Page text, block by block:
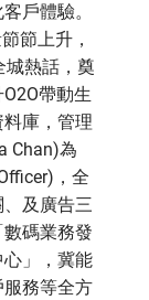
戶體驗。
節上升，
城熱話，奠
帶動生
庫，管理
Chan)為
，全
及廣告三
碼業務發
」，冀能
務等全方